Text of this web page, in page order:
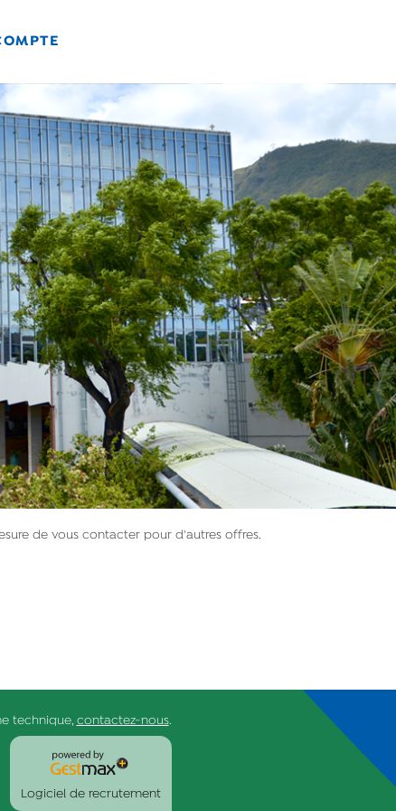
de vous contacter pour d'autres offres.
technique, contactez-nous.
Logiciel de recrutement